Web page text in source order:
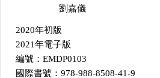
劉嘉儀
2020年初版
2021年電子版
編號： EMDP0103
國際書號：978-988-8508-41-9